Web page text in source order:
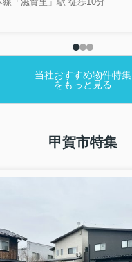
当社おすすめ物件特集
をもっと見る
甲賀市特集